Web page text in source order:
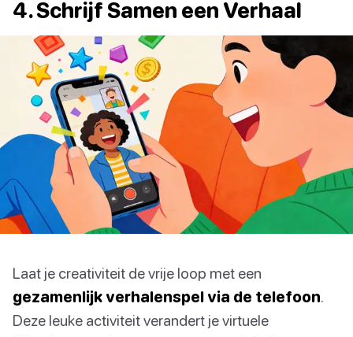
4. Schrijf Samen een Verhaal
Laat je creativiteit de vrije loop met een
gezamenlijk verhalenspel via de telefoon.
Deze leuke activiteit verandert je virtuele